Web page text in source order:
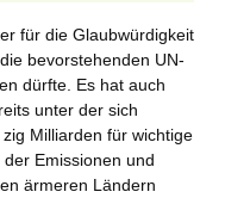
für die Glaubwürdigkeit
bevorstehenden UN-
dürfte. Es hat auch
unter der sich
Milliarden für wichtige
Emissionen und
ärmeren Ländern